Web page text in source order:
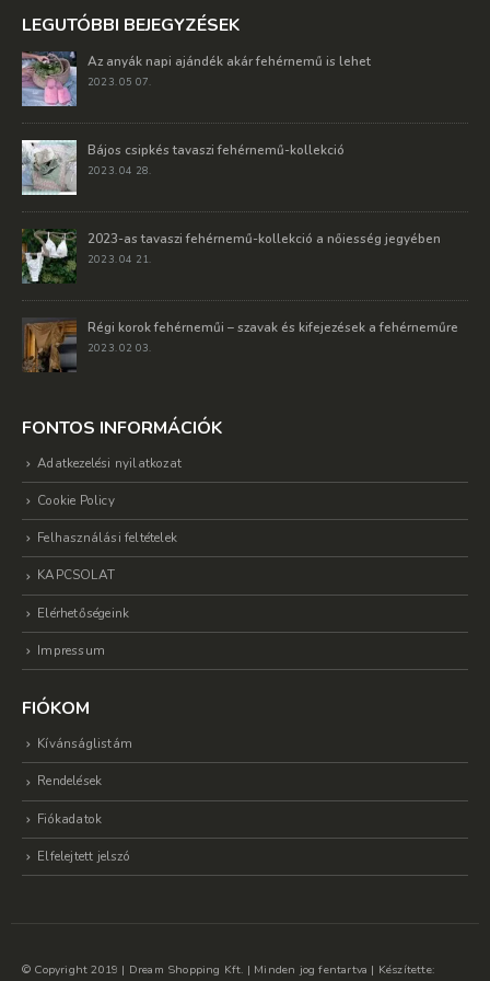
LEGUTÓBBI BEJEGYZÉSEK
Az anyák napi ajándék akár fehérnemű is lehet
2023. 05 07.
Bájos csipkés tavaszi fehérnemű-kollekció
2023. 04 28.
2023-as tavaszi fehérnemű-kollekció a nőiesség jegyében
2023. 04 21.
Régi korok fehérneműi – szavak és kifejezések a fehérneműre
2023. 02 03.
FONTOS INFORMÁCIÓK
Adatkezelési nyilatkozat
Cookie Policy
Felhasználási feltételek
KAPCSOLAT
Elérhetőségeink
Impressum
FIÓKOM
Kívánságlistám
Rendelések
Fiókadatok
Elfelejtett jelszó
© Copyright 2019 | Dream Shopping Kft. | Minden jog fentartva | Készítette: